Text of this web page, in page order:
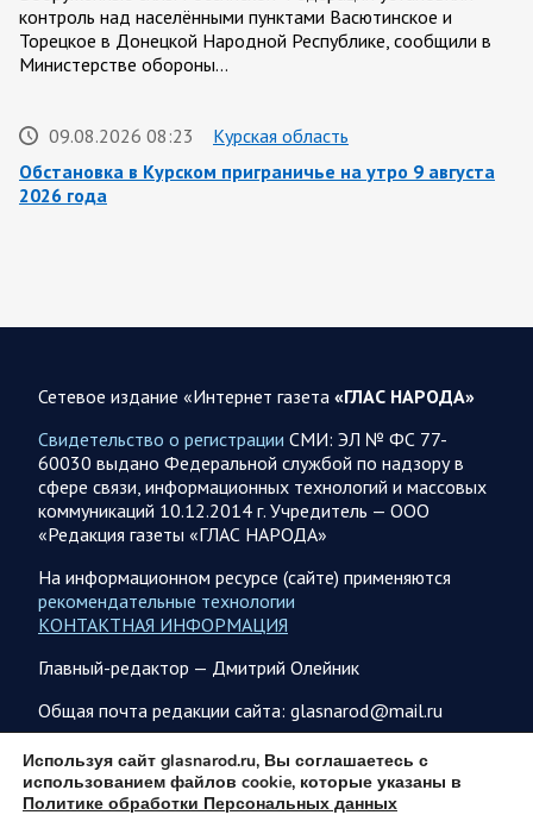
контроль над населёнными пунктами Васютинское и
Торецкое в Донецкой Народной Республике, сообщили в
Министерстве обороны…
09.08.2026 08:23
Курская область
Обстановка в Курском приграничье на утро 9 августа
2026 года
08.08.2026 20:10
Украина
Олег Царев об Украине 8 августа
Зеленский совершает первый за время пребывания у власти
визит в Сербию. На пресс-конференции президент этой
страны Вучич воздержался от прямых…
08.08.2026 12:35
Спецоперация
спецоперации 8 августа 2026 года
Новую информацию о ходе проведения ВС РФ
специальной военной операции на 8 августа предоставили
представители группировок «Север», «Запад», «Центр»,
Сетевое издание «Интернет газета «ГЛАС НАРОДА»
Свидетельство о регистрации СМИ: ЭЛ № ФС 77-
60030 выдано Федеральной службой по надзору в
сфере связи, информационных технологий и массовых
коммуникаций 10.12.2014 г. Учредитель — ООО
«Редакция газеты «ГЛАС НАРОДА»
На информационном ресурсе (сайте) применяются
рекомендательные технологии
КОНТАКТНАЯ ИНФОРМАЦИЯ
Главный-редактор — Дмитрий Олейник
Общая почта редакции сайта: glasnarod@mail.ru
ПОДПИСКА
Используя сайт glasnarod.ru, Вы соглашаетесь с
использованием файлов cookie, которые указаны в
Политике обработки Персональных данных